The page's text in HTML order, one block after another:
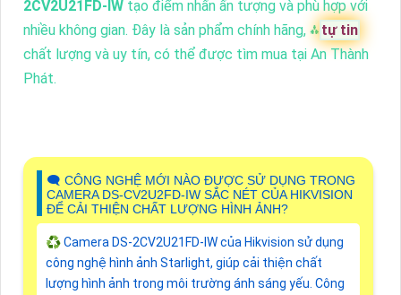
2CV2U21FD-IW tạo điểm nhấn ấn tượng và phù hợp với
nhiều không gian. Đây là sản phẩm chính hãng, ⁂ tự tin
chất lượng và uy tín, có thể được tìm mua tại An Thành
Phát.
🗨️ CÔNG NGHỆ MỚI NÀO ĐƯỢC SỬ DỤNG TRONG
CAMERA DS-CV2U2FD-IW SẮC NÉT CỦA HIKVISION
ĐỂ CẢI THIỆN CHẤT LƯỢNG HÌNH ẢNH?
♻️ Camera DS-2CV2U21FD-IW của Hikvision sử dụng
công nghệ hình ảnh Starlight, giúp cải thiện chất
lượng hình ảnh trong môi trường ánh sáng yếu. Công